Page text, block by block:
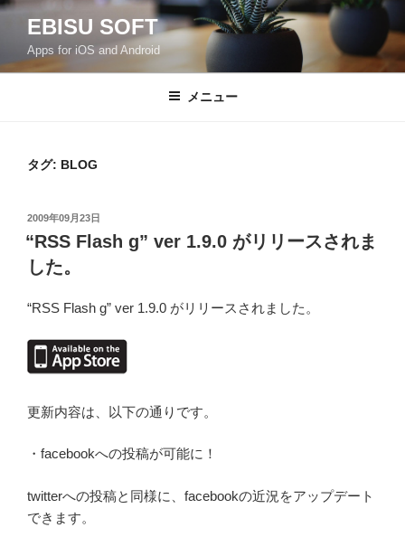
コ
ン
EBISU SOFT
Apps for iOS and Android
メニュー
タグ: BLOG
投
稿
日:
2009年09月23日
“RSS Flash g” ver 1.9.0 がリリースされま
した。
“RSS Flash g” ver 1.9.0 がリリースされました。
更新内容は、以下の通りです。
・facebookへの投稿が可能に！
twitterへの投稿と同様に、facebookの近況をアップデート
できます。